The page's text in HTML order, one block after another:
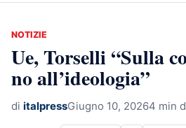
NOTIZIE
Ue, Torselli “Sulla
no all’ideologia”
di italpressGiugno 10, 20264 min